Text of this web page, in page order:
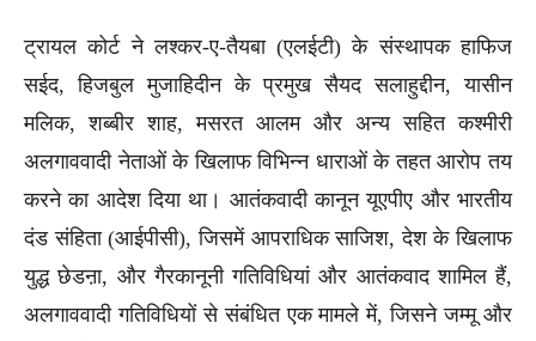
ट्रायल कोर्ट ने लश्कर-ए-तैयबा (एलईटी) के संस्थापक हाफिज
सईद, हिजबुल मुजाहिदीन के प्रमुख सैयद सलाहुद्दीन, यासीन
मलिक, शब्बीर शाह, मसरत आलम और अन्य सहित कश्मीरी
अलगाववादी नेताओं के खिलाफ विभिन्न धाराओं के तहत आरोप तय
करने का आदेश दिया था। आतंकवादी कानून यूएपीए और भारतीय
दंड संहिता (आईपीसी), जिसमें आपराधिक साजिश, देश के खिलाफ
युद्ध छेडऩा, और गैरकानूनी गतिविधियां और आतंकवाद शामिल हैं,
अलगाववादी गतिविधियों से संबंधित एक मामले में, जिसने जम्मू और